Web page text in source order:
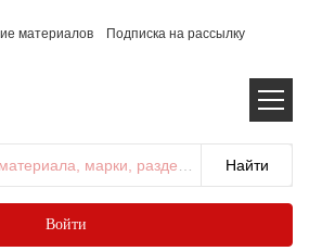
материалов
Подписка на рассылку
марки, раздела...
Войти